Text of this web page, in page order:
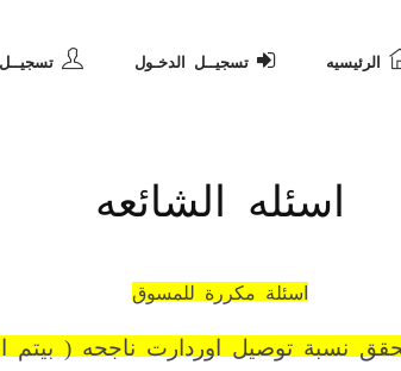
الرئيسيه تسجيــل الدخـول
اسئله الشائعه
اسئلة مكررة للمسوق